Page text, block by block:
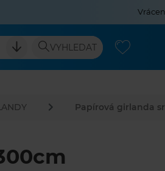
VYHLEDAT
Papírová girlanda